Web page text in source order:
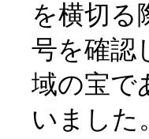
を横切る
号を確認
域の宝で
いました